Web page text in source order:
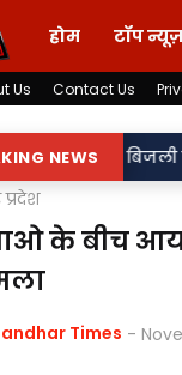
होम टॉप
Us Contact Us
NEWS
उपकेंद्र? औ • नाम
प्रदेश
के बीच
Times -